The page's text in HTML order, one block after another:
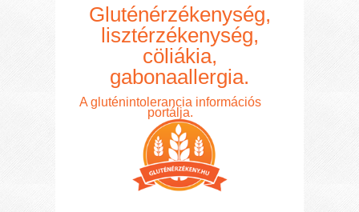
Gluténérzékenység,
lisztérzékenység,
cöliákia,
gabonaallergia.
A gluténintolerancia információs
portálja.